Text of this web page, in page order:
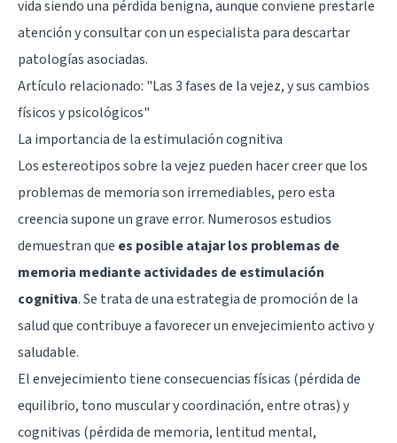
vida siendo una pérdida benigna, aunque conviene prestarle
atención y consultar con un especialista para descartar
patologías asociadas.
Artículo relacionado: "Las 3 fases de la vejez, y sus cambios
físicos y psicológicos"
La importancia de la estimulación cognitiva
Los estereotipos sobre la vejez pueden hacer creer que los
problemas de memoria son irremediables, pero esta
creencia supone un grave error. Numerosos estudios
demuestran que es posible atajar los problemas de
memoria mediante actividades de estimulación
cognitiva. Se trata de una estrategia de promoción de la
salud que contribuye a favorecer un envejecimiento activo y
saludable.
El envejecimiento tiene consecuencias físicas (pérdida de
equilibrio, tono muscular y coordinación, entre otras) y
cognitivas (pérdida de memoria, lentitud mental,